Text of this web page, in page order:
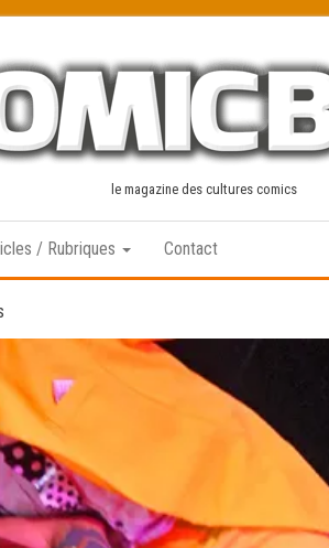
le magazine des cultures comics
/ Rubriques Contact